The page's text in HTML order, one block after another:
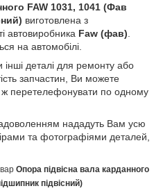
FAW 1031, 1041 (Фав
виготовлена з
автовиробника Faw (фав)
на автомобілі.
інші деталі для ремонту або
запчастин, Ви можете
ж перетелефонувати по одному
нададуть Вам усю
та фотографіями деталей,
Опора підвісна вала карданного
підвісний)